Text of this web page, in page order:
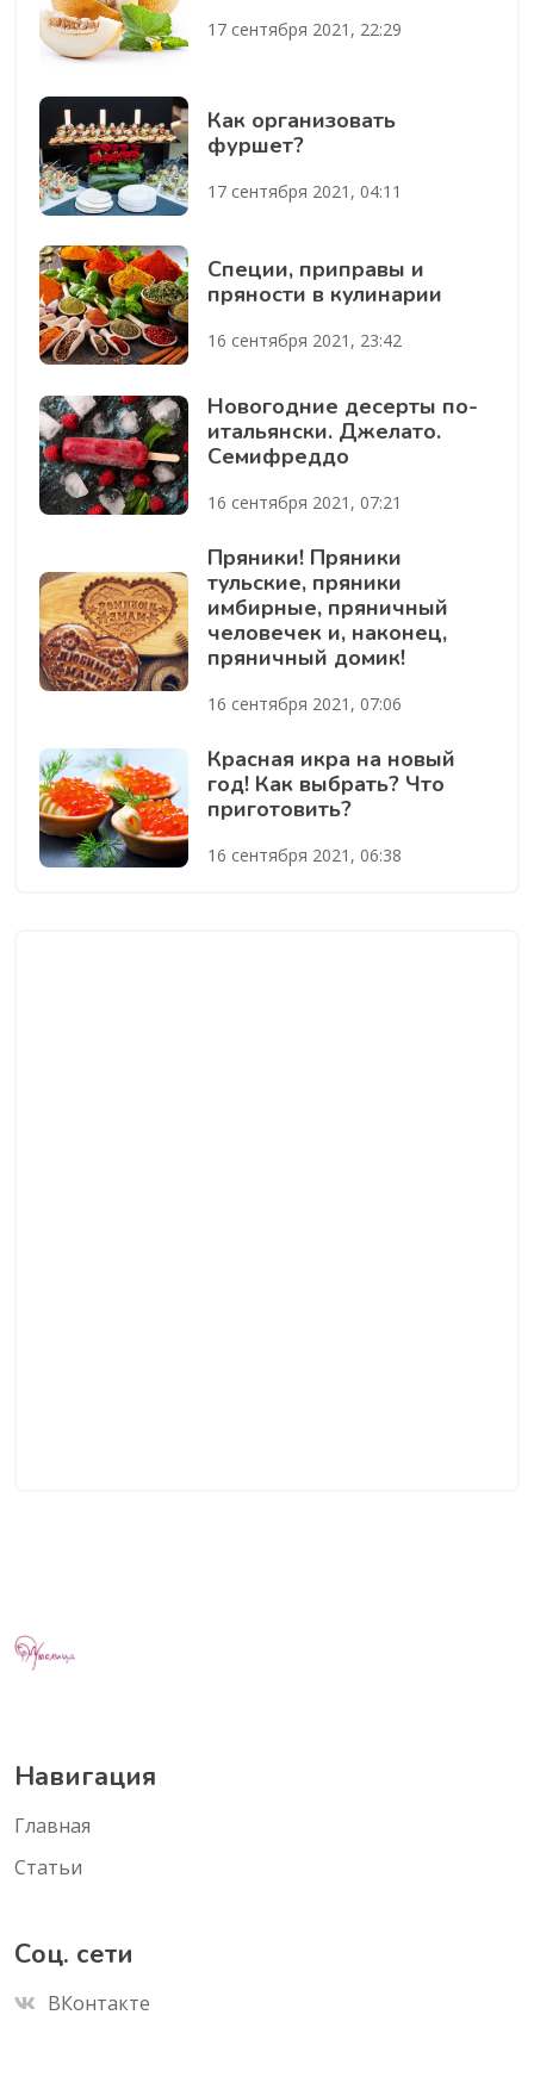
17 сентября 2021, 22:29
Как организовать
фуршет?
17 сентября 2021, 04:11
Специи, приправы и
пряности в кулинарии
16 сентября 2021, 23:42
Новогодние десерты по-
итальянски. Джелато.
Семифреддо
16 сентября 2021, 07:21
Пряники! Пряники
тульские, пряники
имбирные, пряничный
человечек и, наконец,
пряничный домик!
16 сентября 2021, 07:06
Красная икра на новый
год! Как выбрать? Что
приготовить?
16 сентября 2021, 06:38
Навигация
Главная
Статьи
Соц. сети
ВКонтакте